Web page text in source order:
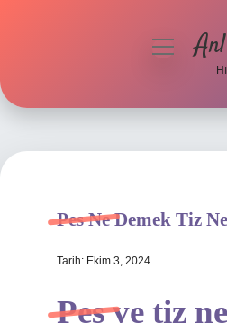
Hakkımızda
menüyü
Pes Ne Demek Tiz
Tarih: Ekim 3, 2024
Pes ve tiz